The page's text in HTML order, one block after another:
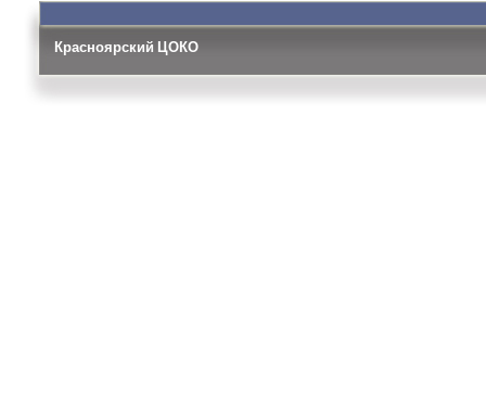
Красноярский ЦОКО